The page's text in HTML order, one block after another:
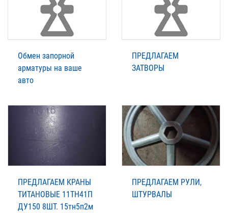
Обмен запорной
арматуры на ваше
авто
ПРЕДЛАГАЕМ
ЗАТВОРЫ
ПРЕДЛАГАЕМ КРАНЫ
ТИТАНОВЫЕ 11ТН41П
ДУ150 8ШТ. 15тн5п2м
ПРЕДЛАГАЕМ РУЛИ,
ШТУРВАЛЫ